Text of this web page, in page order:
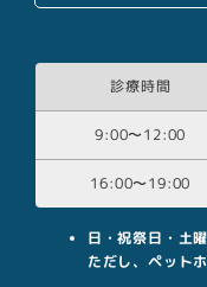
診療時間
9:00〜12:00
16:00〜19:00
日・祝祭日・土
ただし、ペット